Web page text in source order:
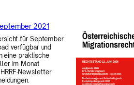
2021
für September
verfügbar und
eine praktische
im Monat
Newsletter